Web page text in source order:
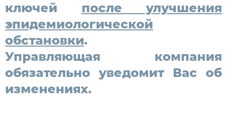
ключей после улучшения
эпидемиологической
обстановки.
Управляющая компания
обязательно уведомит Вас об
изменениях.